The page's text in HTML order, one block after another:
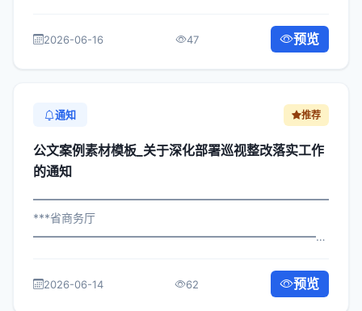
各直属机构： 为深入贯彻落实习近...
2026-06-16 47 预览
通知 推荐
公文案例素材模板_关于深化部署巡视整改落实工作
的通知
***省商务厅
属机构： 为深入贯彻落实习近平总书记...
2026-06-14 62 预览